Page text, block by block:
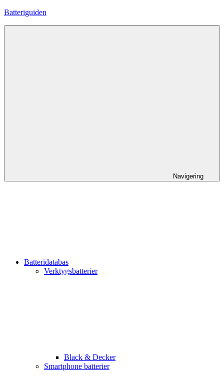
Hoppa
Batteriguiden
Navigering
Batteridatabas
Verktygsbatterier
Black & Decker
Smartphone batterier